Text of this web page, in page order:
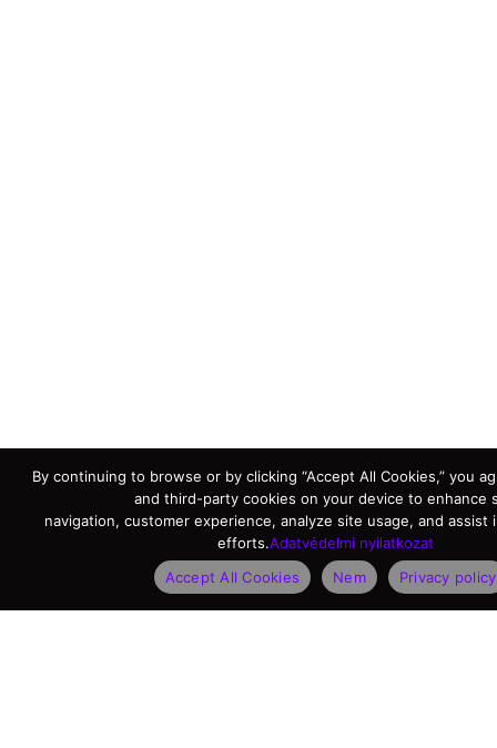
By continuing to browse or by clicking “Accept All Cookies,” you
and third-party cookies on your device to enhance
navigation, customer experience, analyze site usage, and assist
efforts.Adatvédelmi nyilatkozat
Accept All Cookies
Nem Privacy policy